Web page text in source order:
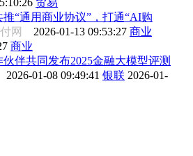
“通用商业协议”，打通“AI购
付网 2026-01-13 09:53:27 商业
商业
伴共同发布2025金融大模型评测
2026-01-08 09:49:41 银联 2026-01-